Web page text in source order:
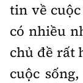
tin về
có nhiều
chủ đề rất
cuộc